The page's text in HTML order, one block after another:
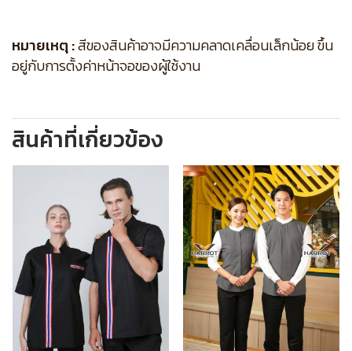
หมายเหตุ :สีของสินค้าอาจมีความคลาดเคลื่อนเล็กน้อย ขึ้น
อยู่กับการตั้งค่าหน้าจอของผู้ใช้งาน
สินค้าที่เกี่ยวข้อง